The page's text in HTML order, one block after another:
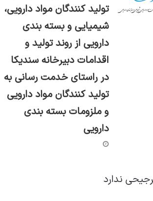
تولید کنندگان مواد دارویی،
شیمیایی و بسته بندی
دارویی از روند تولید و
اقدامات دبیرخانه سندیکا
در راستای خدمت رسانی به
تولید کنندگان مواد دارویی
و ملزومات بسته بندی
دارویی
ندارد